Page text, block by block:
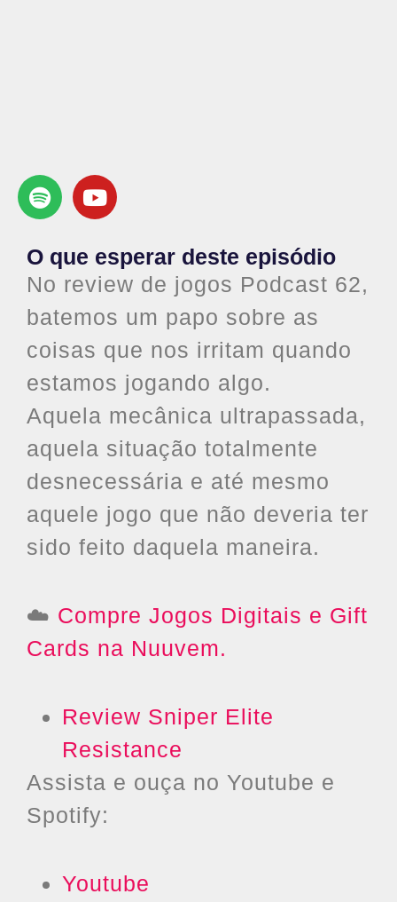
O que esperar deste episódio
No review de jogos Podcast 62,
batemos um papo sobre as
coisas que nos irritam quando
estamos jogando algo.
Aquela mecânica ultrapassada,
aquela situação totalmente
desnecessária e até mesmo
aquele jogo que não deveria ter
sido feito daquela maneira.
☁️ Compre Jogos Digitais e Gift
Cards na Nuuvem.
Review Sniper Elite
Resistance
Assista e ouça no Youtube e
Spotify:
Youtube